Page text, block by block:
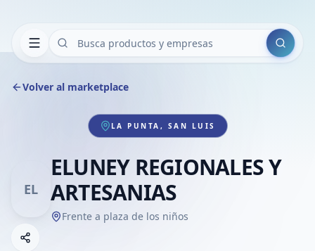
Buscar
Volver al marketplace
LA PUNTA, SAN LUIS
EL
ELUNEY REGIONALES Y
ARTESANIAS
Frente a plaza de los niños
Compartir empresa